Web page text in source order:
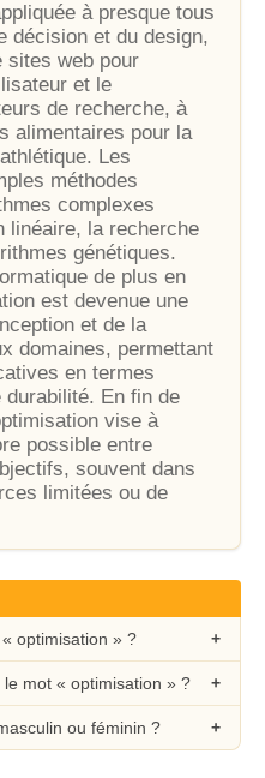
à presque tous
décision et du design,
sites web pour
et le
de recherche, à
alimentaires pour la
Les
méthodes
complexes
linéaire, la recherche
génétiques.
de plus en
est devenue une
et de la
domaines, permettant
en termes
En fin de
vise à
possible entre
souvent dans
limitées ou de
optimisation » ?
mot « optimisation » ?
ou féminin ?